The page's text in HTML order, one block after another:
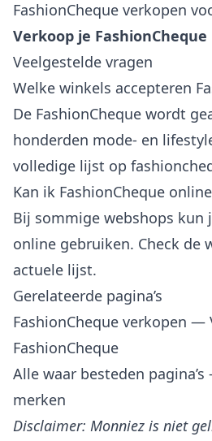
FashionCheque verkopen
Verkoop je
Veelgestelde vragen
Welke winkels accepteren
De FashionCheque wordt
honderden mode- en
volledige lijst op
Kan ik FashionCheque
Bij sommige webshops kun
online gebruiken. Check de
actuele lijst.
Gerelateerde pagina’s
FashionCheque verkopen —
FashionCheque
Alle waar besteden pagina’s
merken
Disclaimer: Monniez is niet